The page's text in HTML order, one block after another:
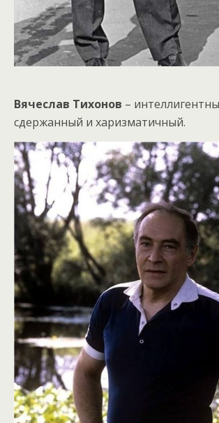
Вячеслав Тихонов –
сдержанный и харизматичный.